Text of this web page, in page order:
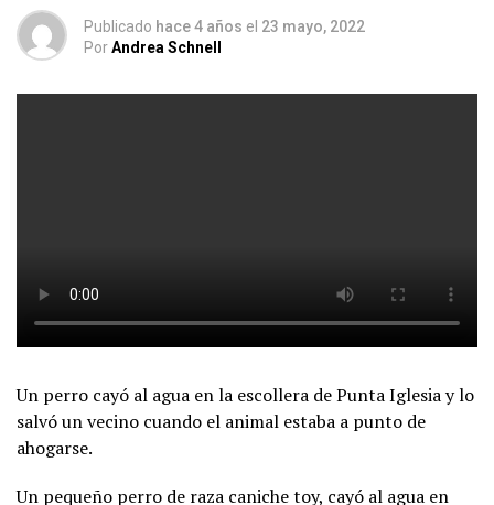
Publicado hace 4 años el 23 mayo, 2022
PorAndrea Schnell
Un perro cayó al agua en la escollera de Punta Iglesia y lo
salvó un vecino cuando el animal estaba a punto de
ahogarse.
Un pequeño perro de raza caniche toy, cayó al agua en